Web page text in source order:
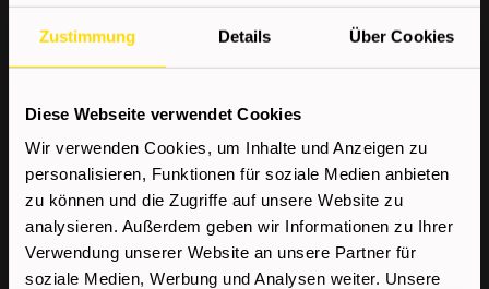
Zustimmung Details Über Cookies
Diese Webseite verwendet Cookies
Wir verwenden Cookies, um Inhalte und Anzeigen zu
personalisieren, Funktionen für soziale Medien anbieten
zu können und die Zugriffe auf unsere Website zu
analysieren. Außerdem geben wir Informationen zu Ihrer
Verwendung unserer Website an unsere Partner für
soziale Medien, Werbung und Analysen weiter. Unsere
Erfahrung im Bereich Industrielackierung
oder Pulverbeschichtung
Selbständige, strukturierte und saubere
Arbeitsweise
Bereitschaft zur Schichtarbeit und
Teamarbeit
Führerschein B + PKW von Vorteil